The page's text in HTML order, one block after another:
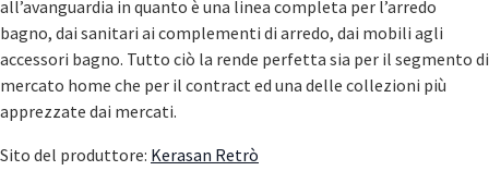
all’avanguardia in quanto è una linea completa per l’arredo
bagno, dai sanitari ai complementi di arredo, dai mobili agli
accessori bagno. Tutto ciò la rende perfetta sia per il segmento di
mercato home che per il contract ed una delle collezioni più
apprezzate dai mercati.
Sito del produttore: Kerasan Retrò